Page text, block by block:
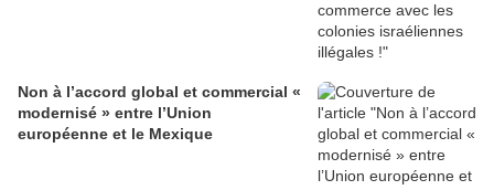
Non à l’accord global et commercial «
modernisé » entre l’Union
européenne et le Mexique